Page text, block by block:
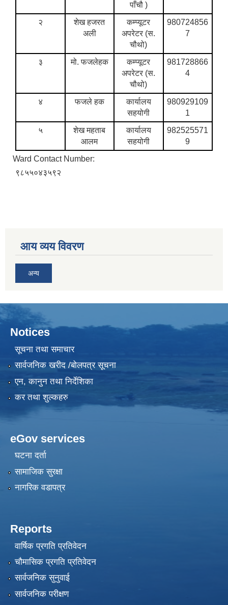
पाँचौ )
२
शेख हजरत
अली
कम्प्यूटर
अपरेटर (स.
चौथो)
980724856
7
३ मो. फजलेहक
कम्प्यूटर
अपरेटर (स.
चौथो)
981728866
4
४ फजले हक
कार्यालय
सहयोगी
980929109
1
५
शेख महताब
आलम
कार्यालय
सहयोगी
982525571
9
Ward Contact Number:
९८५५०४३५९२
आय व्यय विवरण
अन्य
Notices
सूचना तथा समाचार
सार्वजनिक खरीद /बोलपत्र सूचना
एन, कानुन तथा निर्देशिका
कर तथा शुल्कहरु
eGov services
घटना दर्ता
सामाजिक सुरक्षा
नागरिक वडापत्र
Reports
वार्षिक प्रगति प्रतिवेदन
चौमासिक प्रगति प्रतिवेदन
सार्वजनिक सुनुवाई
सार्वजनिक परीक्षण